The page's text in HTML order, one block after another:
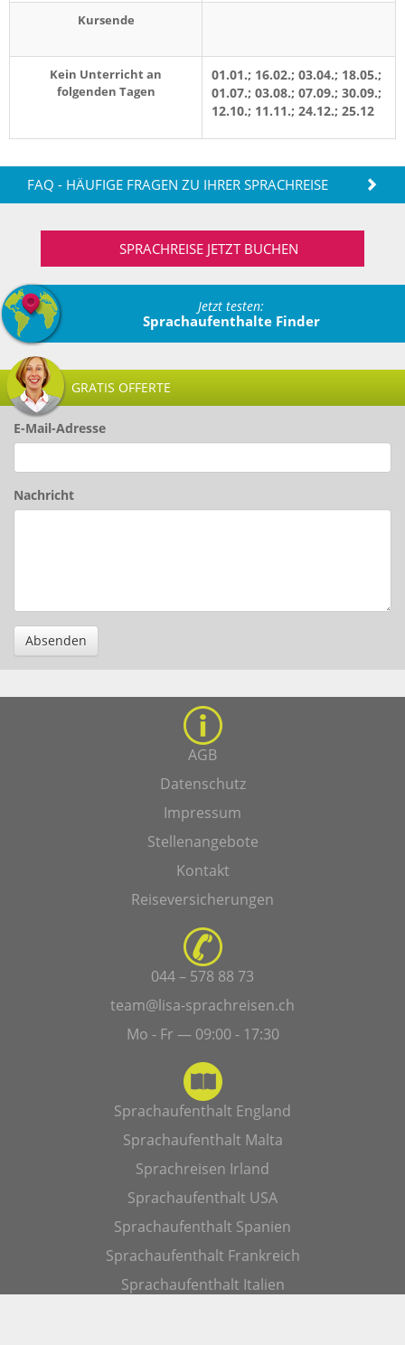
Kursende
Kein Unterricht an
folgenden Tagen
01.01.; 16.02.; 03.04.; 18.05.;
01.07.; 03.08.; 07.09.; 30.09.;
12.10.; 11.11.; 24.12.; 25.12
FAQ - HÄUFIGE FRAGEN ZU IHRER SPRACHREISE
SPRACHREISE JETZT BUCHEN
Jetzt testen:
Sprachaufenthalte Finder
GRATIS OFFERTE
E-Mail-Adresse
Nachricht
Absenden
AGB
Datenschutz
Impressum
Stellenangebote
Kontakt
Reiseversicherungen
044 – 578 88 73
team@lisa-sprachreisen.ch
Mo - Fr — 09:00 - 17:30
Sprachaufenthalt England
Sprachaufenthalt Malta
Sprachreisen Irland
Sprachaufenthalt USA
Sprachaufenthalt Spanien
Sprachaufenthalt Frankreich
Sprachaufenthalt Italien